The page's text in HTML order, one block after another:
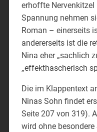
erhoffte Nervenkitzel
Spannung nehmen
Roman – einerseits
andererseits ist die
Nina eher „sachlich
„effekthascherisch
Die im Klappentext
Ninas Sohn findet
Seite 207 von 319).
wird ohne